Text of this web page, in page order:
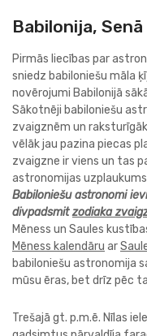
Babilonija,
Pirmās liecības par
sniedz babiloniešu māla
novērojumi Babilonijā
Sākotnēji babiloniešu
zvaigznēm un
vēlāk jau pazina piecas
zvaigzne ir viens un tas
astronomijas uzplaukums
Babiloniešu astronomi
divpadsmitzodiaka
Mēness un Saules
Mēness kalendāru ar
babiloniešu astronomija
mūsu ēras, bet drīz pēc
Trešajā gt. p.m.ē. Nīlas